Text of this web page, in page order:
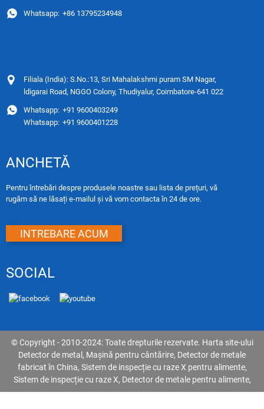
Whatsapp: +86 13795234948
Filiala (India): S.No.:13, Sri Mahalakshmi puram SM Nagar,
ldigarai Road, NGGO Colony, Thudiyalur, Coimbatore-641 022
Whatsapp: +91 9600403249
Whatsapp: +91 9600401228
ANCHETĂ
Pentru întrebări despre produsele noastre sau lista de prețuri, vă
rugăm să ne lăsați e-mailul și vă vom contacta în 24 de ore.
INTREBARE ACUM
SOCIAL
© Copyright - 2010-2024: Toate drepturile rezervate. Harta site-ului
Detector de metal , Mașină pentru cântărire, Detector de metale
fabricat în China, Sistem de inspecție cu raze X pentru alimente,
Sistem de inspecție cu raze X, Detector de metale pentru alimente,